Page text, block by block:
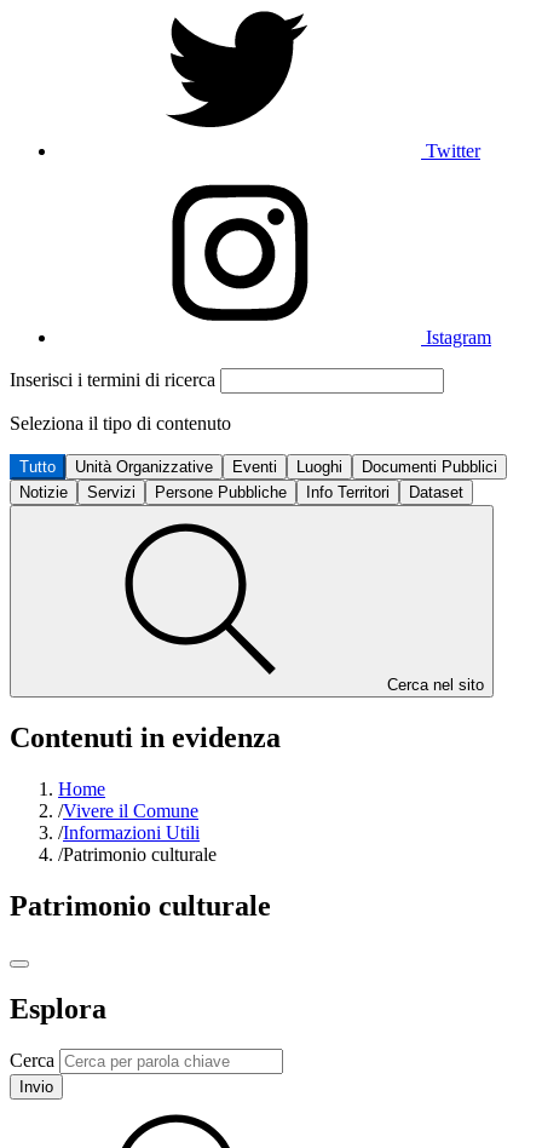
Twitter
Istagram
Inserisci i termini di ricerca
Seleziona il tipo di contenuto
Tutto Unità Organizzative Eventi Luoghi
Documenti Pubblici
Notizie
Servizi Persone Pubbliche Info Territori Dataset
Cerca nel sito
Contenuti in evidenza
Home
/Vivere il Comune
/Informazioni Utili
/Patrimonio culturale
Patrimonio culturale
Esplora
Cerca
Invio